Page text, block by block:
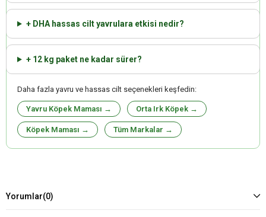
+ DHA hassas cilt yavrulara etkisi nedir?
+ 12 kg paket ne kadar sürer?
Daha fazla yavru ve hassas cilt seçenekleri keşfedin:
Yavru Köpek Maması → Orta Irk Köpek →
Köpek Maması → Tüm Markalar →
Yorumlar(0)